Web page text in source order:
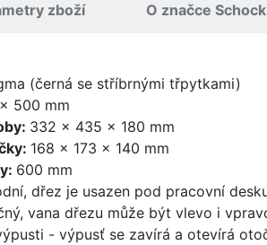
zboží O značce Schock
(černá se stříbrnými třpytkami)
500 mm
332 x 435 x 180 mm
168 x 173 x 140 mm
600 mm
dřez je usazen pod pracovní
vana dřezu může být vlevo i
- výpusť se zavírá a otevírá